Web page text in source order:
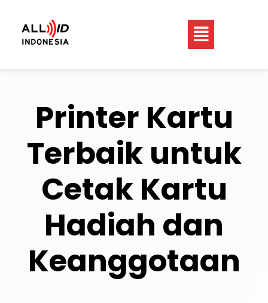
Printer Kartu
Terbaik untuk
Cetak Kartu
Hadiah dan
Keanggotaan